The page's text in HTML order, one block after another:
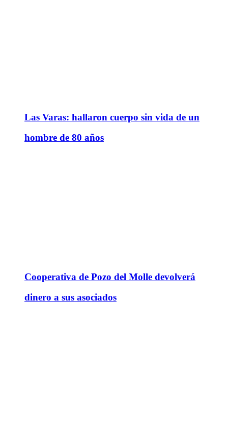
Las Varas: hallaron cuerpo sin vida de un
hombre de 80 años
Cooperativa de Pozo del Molle devolverá
dinero a sus asociados